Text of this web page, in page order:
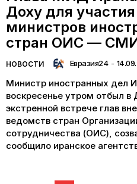
Доху для
министров
стран ОИС —
НОВОСТИ Евразия24 -
Министр иностранных дел
воскресенье утром отбыл в
экстренной встрече глав
ведомств стран
сотрудничества (ОИС),
сообщило иранское